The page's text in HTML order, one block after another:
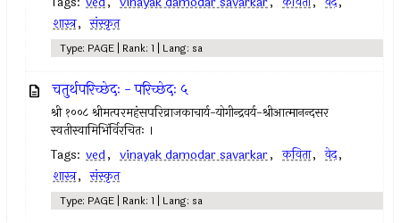
शास्त्र, संस्कृत
Type: PAGE | Rank: 1 | Lang: sa
चतुर्थपरिच्छेदः - परिच्छेदः ५
श्री १००८ श्रीमत्परमहंसपरिव्राजकाचार्य-योगीन्द्रवर्य-श्रीआत्मानन्दसर
स्वतीस्वामिभिंर्विरचितः ।
Tags: ved, vinayak damodar savarkar, कविता, वेद,
शास्त्र, संस्कृत
Type: PAGE | Rank: 1 | Lang: sa